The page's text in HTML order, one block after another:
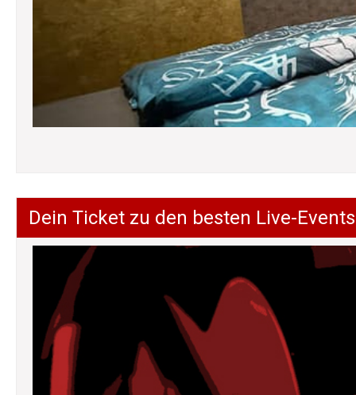
Dein Ticket zu den besten Live-Events